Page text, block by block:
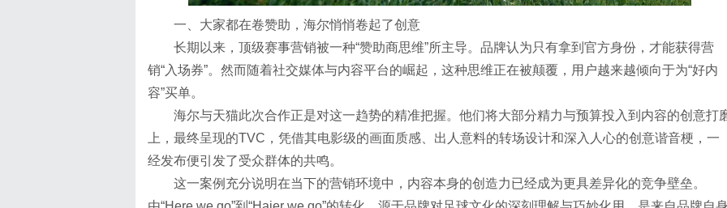
一、大家都在卷赞助，海尔悄悄卷起了创意
长期以来，顶级赛事营销被一种“赞助商思维”所主导。品牌认为只有拿到官方身份，才能获得营
销“入场券”。然而随着社交媒体与内容平台的崛起，这种思维正在被颠覆，用户越来越倾向于为“好内
容”买单。
海尔与天猫此次合作正是对这一趋势的精准把握。他们将大部分精力与预算投入到内容的创意打
上，最终呈现的TVC，凭借其电影级的画面质感、出人意料的转场设计和深入人心的创意谐音梗，一
经发布便引发了受众群体的共鸣。
这一案例充分说明在当下的营销环境中，内容本身的创造力已经成为更具差异化的竞争壁垒。